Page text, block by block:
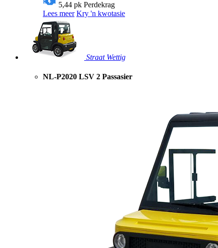
5,44 pk Perdekrag
Lees meer Kry 'n kwotasie
Straat Wettig
NL-P2020 LSV 2 Passasier